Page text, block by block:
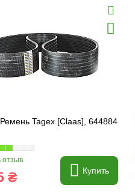
Tagex [Claas], 644884
отзыв
₴ Купить